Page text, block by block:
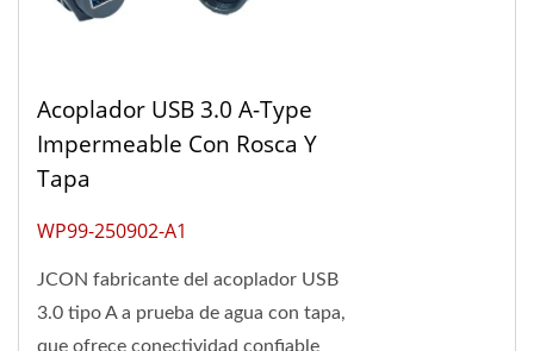
Acoplador USB 3.0 A-Type
Impermeable Con Rosca Y
Tapa
WP99-250902-A1
JCON fabricante del acoplador USB
3.0 tipo A a prueba de agua con tapa,
que ofrece conectividad confiable